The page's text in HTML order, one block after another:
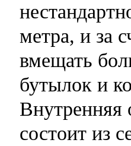
метра, и за
вмещать
бутылок и
Внутренняя
состоит из